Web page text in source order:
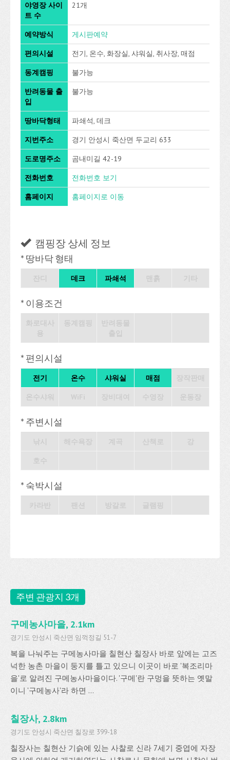
야영장 사이
트 수
21개
예약방식 게시판예약
편의시설 전기, 온수, 화장실, 샤워실, 취사장, 매점
동계캠핑 불가능
반려동물 출
입
불가능
땅바닥형태 파쇄석, 데크
지번주소 경기 안성시 죽산면 두교리 633
도로명주소 곰내미길 42-19
전화번호 전화번호 보기
홈페이지 홈페이지로 이동
캠핑장 상세 정보
* 땅바닥 형태
데크 파쇄석
* 이용조건
* 편의시설
전기 온수 샤워실 매점
* 주변시설
* 숙박시설
주변 관광지 3개
구메농사마을, 2.1km
경기도 안성시 죽산면 임꺽정길 51-7
복을 나눠주는 구메농사마을 칠현산 칠장사 바로 앞에는 고즈
넉한 농촌 마을이 둥지를 틀고 있으니 이곳이 바로 '복조리마
을'로 알려진 구메농사마을이다. '구메'란 구멍을 뜻하는 옛말
이니 '구메농사'라 하면 ...
칠장사, 2.8km
경기도 안성시 죽산면 칠장로 399-18
칠장사는 칠현산 기슭에 있는 사찰로 신라 7세기 중엽에 자장